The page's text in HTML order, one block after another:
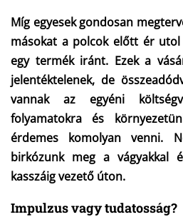
Míg egyesek gondosan
másokat a polcok előtt ér
egy termék iránt. Ezek a
jelentéktelenek, de
vannak az egyéni
folyamatokra és
érdemes komolyan venni.
birkózunk meg a vágyakkal
kasszáig vezető úton.
Impulzus vagy tudatosság?